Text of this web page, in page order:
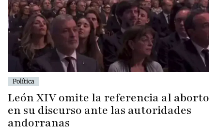
Política
León XIV omite la referencia al aborto
en su discurso ante las autoridades
andorranas